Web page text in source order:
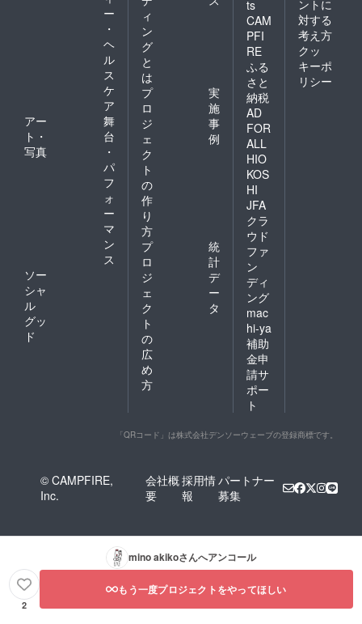
ー
・
ヘ
ル
ス
ケ
ア
アー
ト・
写真
舞
台
・
パ
フ
ォ
ー
マ
ン
ス
ソー
シャ
ル
グッ
ド
ィ
ン
グ
と
は
プ
ロ
ジ
ェ
ク
ト
の
作
り
方
実
施
事
例
プ
ロ
ジ
ェ
ク
ト
の
広
め
方
統
計
デ
ー
タ
ts
CAM
PFI
RE
ふる
さと
納税
AD
FOR
ALL
HIO
KOS
HI
JFA
クラ
ウド
ファ
ン
ディ
ング
mac
hi-ya
補助
金申
請サ
ポー
ト
ントに
対する
考え方
クッ
キーポ
リシー
「QRコード」は株式会社デンソーウェーブの登録商標です。
© CAMPFIRE,
Inc.
会社概
要
採用情
報
パートナー
募集
mino akikoさんへアンコール
2
もう一度プロジェクトをやってほしい